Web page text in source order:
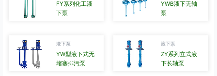
FY系列化工液
下泵
YWB液下无轴
泵
液下泵
YW型液下式无
堵塞排污泵
液下泵
ZY系列立式液
下长轴泵